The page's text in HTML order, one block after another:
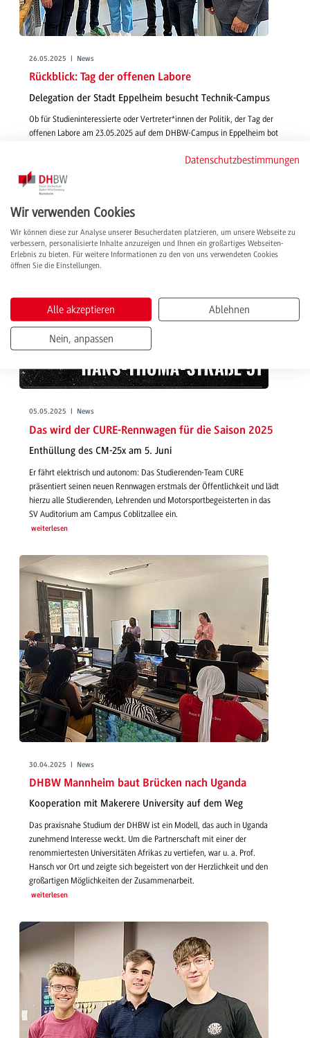
26.05.2025 | News
Rückblick: Tag der offenen Labore
Delegation der Stadt Eppelheim besucht Technik-Campus
Ob für Studieninteressierte oder Vertreter*innen der Politik, der Tag der
offenen Labore am 23.05.2025 auf dem DHBW-Campus in Eppelheim bot
Forschungsmöglichkeiten an der DHBW Mannheim.
weiterlesen
05.05.2025 | News
Das wird der CURE-Rennwagen für die Saison 2025
Enthüllung des CM-25x am 5. Juni
Er fährt elektrisch und autonom: Das Studierenden-Team CURE
präsentiert seinen neuen Rennwagen erstmals der Öffentlichkeit und lädt
hierzu alle Studierenden, Lehrenden und Motorsportbegeisterten in das
SV Auditorium am Campus Coblitzallee ein.
weiterlesen
30.04.2025 | News
DHBW Mannheim baut Brücken nach Uganda
Kooperation mit Makerere University auf dem Weg
Das praxisnahe Studium der DHBW ist ein Modell, das auch in Uganda
zunehmend Interesse weckt. Um die Partnerschaft mit einer der
renommiertesten Universitäten Afrikas zu vertiefen, war u. a. Prof.
Hansch vor Ort und zeigte sich begeistert von der Herzlichkeit und den
großartigen Möglichkeiten der Zusammenarbeit.
weiterlesen
Datenschutzbestimmungen
Wir verwenden Cookies
Wir können diese zur Analyse unserer Besucherdaten platzieren, um unsere Webseite zu
verbessern, personalisierte Inhalte anzuzeigen und Ihnen ein großartiges Webseiten-
Erlebnis zu bieten. Für weitere Informationen zu den von uns verwendeten Cookies
öffnen Sie die Einstellungen.
Alle akzeptieren Ablehnen
Nein, anpassen